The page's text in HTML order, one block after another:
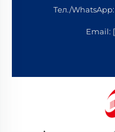
Тел./WhatsApp:
Email: